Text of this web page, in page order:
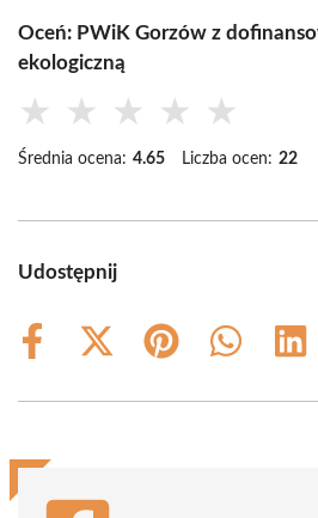
Oceń: PWiK Gorzów z
ekologiczną
★ ★ ★ ★ ★
Średnia ocena: 4.65 Liczba ocen: 22
Udostępnij
Share
Share
(Twitter)
Share
Share